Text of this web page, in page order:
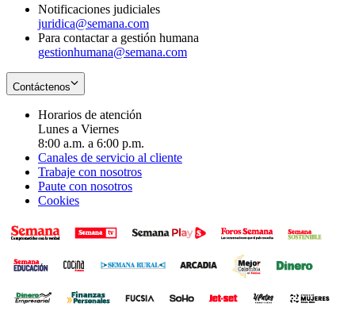
Notificaciones judiciales
juridica@semana.com
Para contactar a gestión humana
gestionhumana@semana.com
Contáctenos
Horarios de atención
Lunes a Viernes
8:00 a.m. a 6:00 p.m.
Canales de servicio al cliente
Trabaje con nosotros
Paute con nosotros
Cookies